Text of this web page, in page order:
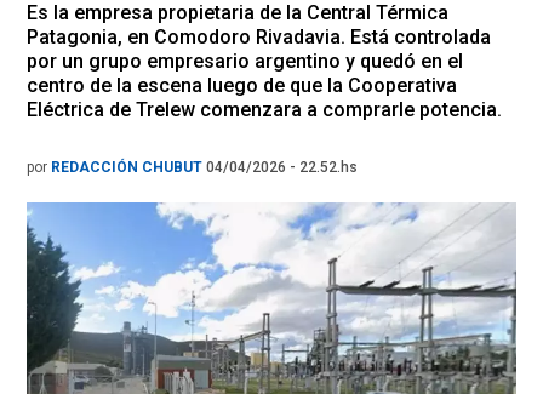
Es la empresa propietaria de la Central Térmica
Patagonia, en Comodoro Rivadavia. Está controlada
por un grupo empresario argentino y quedó en el
centro de la escena luego de que la Cooperativa
Eléctrica de Trelew comenzara a comprarle potencia.
por REDACCIÓN CHUBUT 04/04/2026 - 22.52.hs